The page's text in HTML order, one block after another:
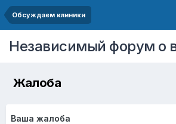
Обсуждаем клиники
Независимый форум о
Жалоба
Ваша жалоба